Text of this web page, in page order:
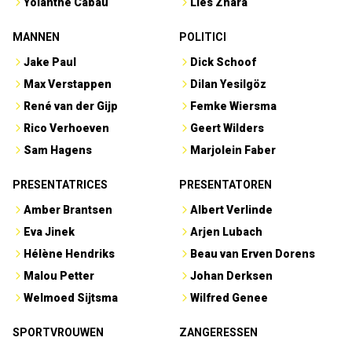
Yolanthe Cabau Lies Zhara
MANNEN
Jake Paul
Max Verstappen
René van der Gijp
Rico Verhoeven
Sam Hagens
POLITICI
Dick Schoof
Dilan Yesilgöz
Femke Wiersma
Geert Wilders
Marjolein Faber
PRESENTATRICES
Amber Brantsen
Eva Jinek
Hélène Hendriks
Malou Petter
Welmoed Sijtsma
PRESENTATOREN
Albert Verlinde
Arjen Lubach
Beau van Erven Dorens
Johan Derksen
Wilfred Genee
SPORTVROUWEN
ZANGERESSEN